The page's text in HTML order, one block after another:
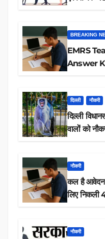
BREAKING
EMRS
Answer
दिल्ली नौकरी
दिल्ली
नौकरी
कल है आवेदन
लिए निकली
नौकरी